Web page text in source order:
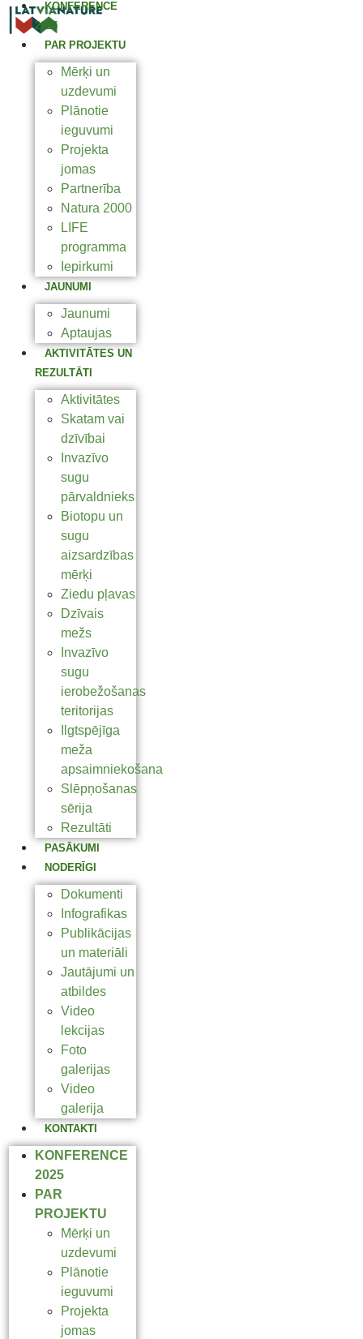
KONFERENCE
2025
PAR PROJEKTU
Mērķi un
uzdevumi
Plānotie
ieguvumi
Projekta
jomas
Partnerība
Natura 2000
LIFE
programma
Iepirkumi
JAUNUMI
Jaunumi
Aptaujas
AKTIVITĀTES UN
REZULTĀTI
Aktivitātes
Skatam vai
dzīvībai
Invazīvo
sugu
pārvaldnieks
Biotopu un
sugu
aizsardzības
mērķi
Ziedu pļavas
Dzīvais
mežs
Invazīvo
sugu
ierobežošanas
teritorijas
Ilgtspējīga
meža
apsaimniekošana
Slēpņošanas
sērija
Rezultāti
PASĀKUMI
NODERĪGI
Dokumenti
Infografikas
Publikācijas
un materiāli
Jautājumi un
atbildes
Video
lekcijas
Foto
galerijas
Video
galerija
KONTAKTI
KONFERENCE
2025
PAR
PROJEKTU
Mērķi un
uzdevumi
Plānotie
ieguvumi
Projekta
jomas